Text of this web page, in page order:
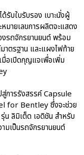
บใบรับรอง เบาะนั่งผู้
มายเลขการผลิตจะแสดง
งรถจักรยานยนต์ พร้อม
ตรฐาน และแผงไฟท้าย
อเปิดกุญแจเพื่อเพิ่ม
การรังสรรค์ Capsule
for Bentley ซึ่งจะช่วย
น ลิมิเต็ด เอดิชัน สำหรับ
มเป็นรถจักรยานยนต์